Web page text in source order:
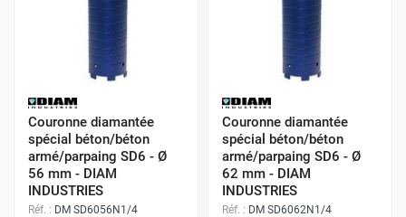
Béton cellulaire
⭐⭐⭐⭐⭐
Béton (non
⭐⭐⭐⭐
Pierre calcaire Percussion légère ⭐⭐⭐
Les conseils de l'expert Protoumat
Couronne diamantée
spécial béton/béton
armé/parpaing SD6 - Ø
56 mm - DIAM
INDUSTRIES
Réf. : DM SD6056N1/4
Couronne diamantée
spécial béton/béton
armé/parpaing SD6 - Ø
62 mm - DIAM
INDUSTRIES
Réf. : DM SD6062N1/4